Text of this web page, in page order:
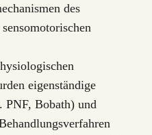
des
eigenständige
PNF, Bobath) und